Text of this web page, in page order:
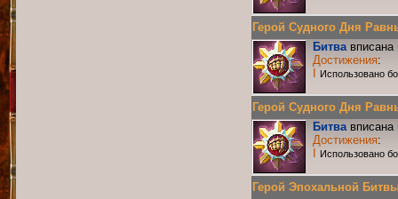
Герой Судного Дня
Битвавписана
Достижения:
Использовано
Герой Судного Дня
Битвавписана
Достижения:
Использовано
Герой Эпохальной